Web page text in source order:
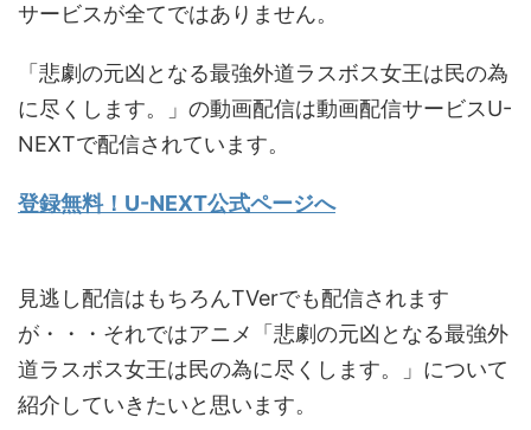
サービスが全てではありません。
「悲劇の元凶となる最強外道ラスボス女王は民の為
に尽くします。」の動画配信は動画配信サービスU-
NEXTで配信されています。
登録無料！U-NEXT公式ページへ
見逃し配信はもちろんTVerでも配信されます
が・・・それではアニメ「悲劇の元凶となる最強外
道ラスボス女王は民の為に尽くします。」について
紹介していきたいと思います。